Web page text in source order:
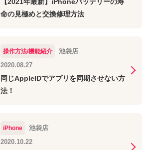
命の見極めと交換修理方法
操作方法/機能紹介
池袋店
2020.08.27
同じAppleIDでアプリを同期させない方
法！
iPhone
池袋店
2020.10.22